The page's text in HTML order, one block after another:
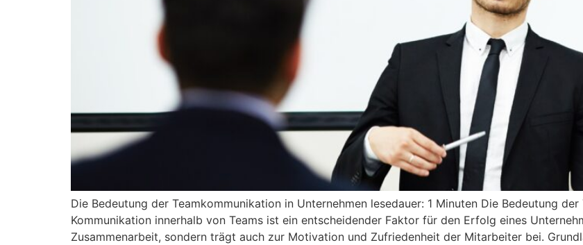
Die Bedeutung der Teamkommunikation in Unternehmen lesedauer: 1 Minuten Die Bedeutung
Kommunikation innerhalb von Teams ist ein entscheidender Faktor für den Erfolg eines
Zusammenarbeit, sondern trägt auch zur Motivation und Zufriedenheit der Mitarbeiter bei.